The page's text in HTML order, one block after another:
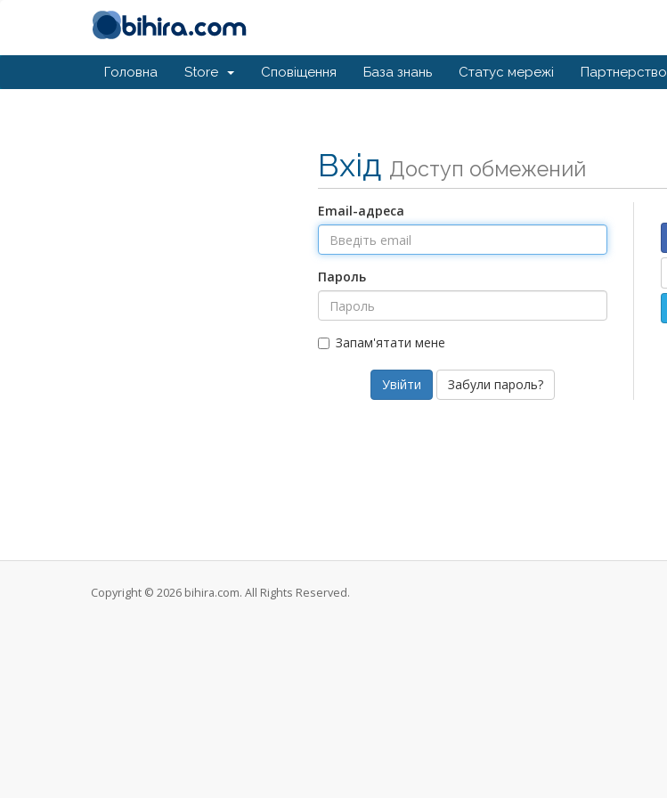
Головна Store Сповіщення База знань Статус мережі Партнерство
Вхід Доступ обмежений
Email-адреса
Пароль
Запам'ятати мене
Забули пароль?
Copyright © 2026 bihira.com. All Rights Reserved.